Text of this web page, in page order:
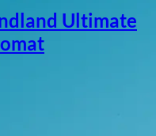
Ultimate